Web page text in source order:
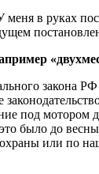
в руках
закона
под мотором
было до
или по